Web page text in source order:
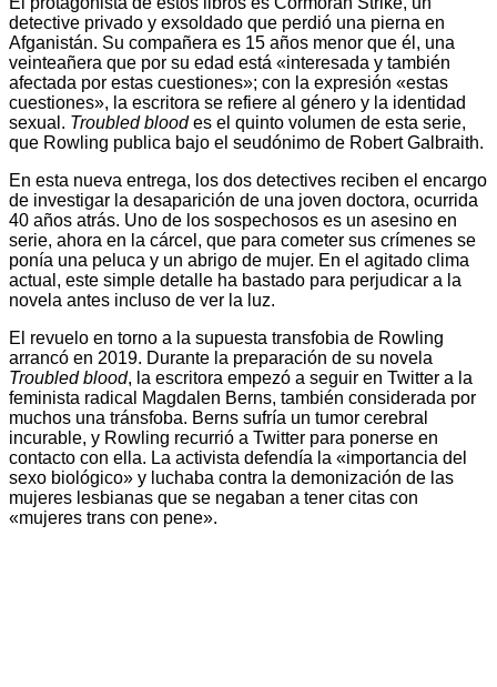
detective privado y exsoldado que perdió una pierna en
Afganistán. Su compañera es 15 años menor que él, una
veinteañera que por su edad está «interesada y también
afectada por estas cuestiones»; con la expresión «estas
cuestiones», la escritora se refiere al género y la identidad
sexual. Troubled bloodes el quinto volumen de esta serie,
que Rowling publica bajo el seudónimo de Robert Galbraith.
En esta nueva entrega, los dos detectives reciben el encargo
de investigar la desaparición de una joven doctora, ocurrida
40 años atrás. Uno de los sospechosos es un asesino en
serie, ahora en la cárcel, que para cometer sus crímenes se
ponía una peluca y un abrigo de mujer. En el agitado clima
actual, este simple detalle ha bastado para perjudicar a la
novela antes incluso de ver la luz.
El revuelo en torno a la supuesta transfobia de Rowling
arrancó en 2019. Durante la preparación de su novela
Troubled blood, la escritora empezó a seguir en Twitter a la
feminista radical Magdalen Berns, también considerada por
muchos una tránsfoba. Berns sufría un tumor cerebral
incurable, y Rowling recurrió a Twitter para ponerse en
contacto con ella. La activista defendía la «importancia del
sexo biológico» y luchaba contra la demonización de las
mujeres lesbianas que se negaban a tener citas con
«mujeres trans con pene».